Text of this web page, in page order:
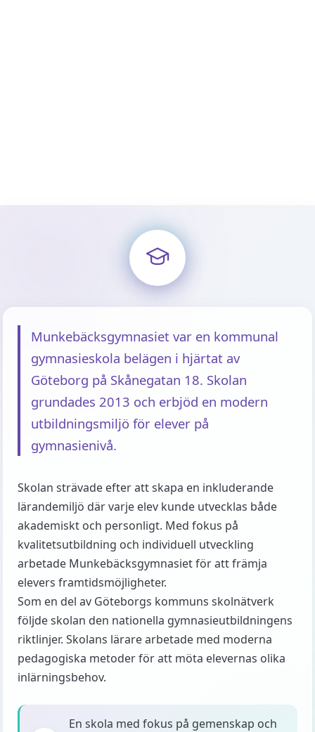
Munkebäcksgymnasiet var en kommunal
gymnasieskola belägen i hjärtat av
Göteborg på Skånegatan 18. Skolan
grundades 2013 och erbjöd en modern
utbildningsmiljö för elever på
gymnasienivå.
Skolan strävade efter att skapa en inkluderande
lärandemiljö där varje elev kunde utvecklas både
akademiskt och personligt. Med fokus på
kvalitetsutbildning och individuell utveckling
arbetade Munkebäcksgymnasiet för att främja
elevers framtidsmöjligheter.
Som en del av Göteborgs kommuns skolnätverk
följde skolan den nationella gymnasieutbildningens
riktlinjer. Skolans lärare arbetade med moderna
pedagogiska metoder för att möta elevernas olika
inlärningsbehov.
En skola med fokus på gemenskap och